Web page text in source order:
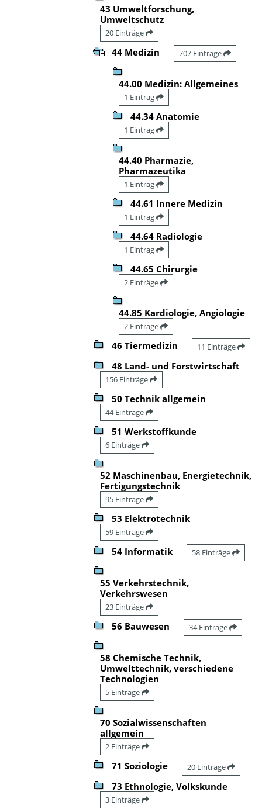
43 Umweltforschung,
Umweltschutz
20 Einträge
44 Medizin 707 Einträge
44.00 Medizin: Allgemeines
1 Eintrag
44.34 Anatomie
1 Eintrag
44.40 Pharmazie,
Pharmazeutika
1 Eintrag
44.61 Innere Medizin
1 Eintrag
44.64 Radiologie
1 Eintrag
44.65 Chirurgie
2 Einträge
44.85 Kardiologie, Angiologie
2 Einträge
46 Tiermedizin 11 Einträge
48 Land- und Forstwirtschaft
156 Einträge
50 Technik allgemein
44 Einträge
51 Werkstoffkunde
6 Einträge
52 Maschinenbau, Energietechnik,
Fertigungstechnik
95 Einträge
53 Elektrotechnik
59 Einträge
54 Informatik 58 Einträge
55 Verkehrstechnik,
Verkehrswesen
23 Einträge
56 Bauwesen 34 Einträge
58 Chemische Technik,
Umwelttechnik, verschiedene
Technologien
5 Einträge
70 Sozialwissenschaften
allgemein
2 Einträge
71 Soziologie 20 Einträge
73 Ethnologie, Volkskunde
3 Einträge